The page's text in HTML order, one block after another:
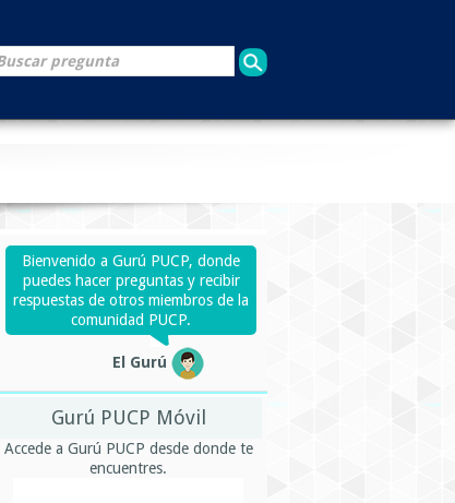
Bienvenido a Gurú PUCP, donde
puedes hacer preguntas y recibir
respuestas de otros miembros de la
comunidad PUCP.
El Gurú
Gurú PUCP Móvil
Accede a Gurú PUCP desde donde te
encuentres.